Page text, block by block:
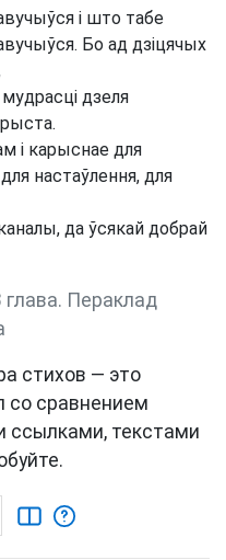
і што табе
Бо ад дзіцячых
дзеля
і карыснае для
настаўлення, для
да ўсякай добрай
глава. Пераклад
стихов — это
со сравнением
ссылками, текстами